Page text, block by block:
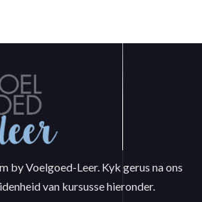
by Voelgoed-Leer. Kyk gerus na ons
van kursusse hieronder.